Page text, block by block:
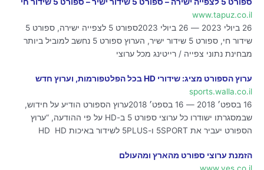
www.tapuz.co.il
26 ביולי 2023 — 26 ביולי 2023ספורט 5 לצפייה ישירה, ספורט 5
שידור חי, ספורט 5 שידור ישיר, הערוץ ספורט 5 נחשב למוביל ביותר
מבחינת נתוני צפייה / רייטינג מכל ערוצי
ערוץ הספורט מציג: שידורי HD בכל הפלטפורמות, וערוץ חדש
sports.walla.co.il
16 בספט׳ 2018 — 16 בספט׳ 2018ערוץ הספורט הודיע על חידוש,
שבמסגרתו ישודרו כל ערוצי ספורט 5 ב-HD על פי ההודעה, “ערוץ
הספורט יעביר את 5SPORT ו-5PLUS לשידור באיכות HD HD
הזמנת ערוצי ספורט מהארץ ומהעולם
www.yes.co.il